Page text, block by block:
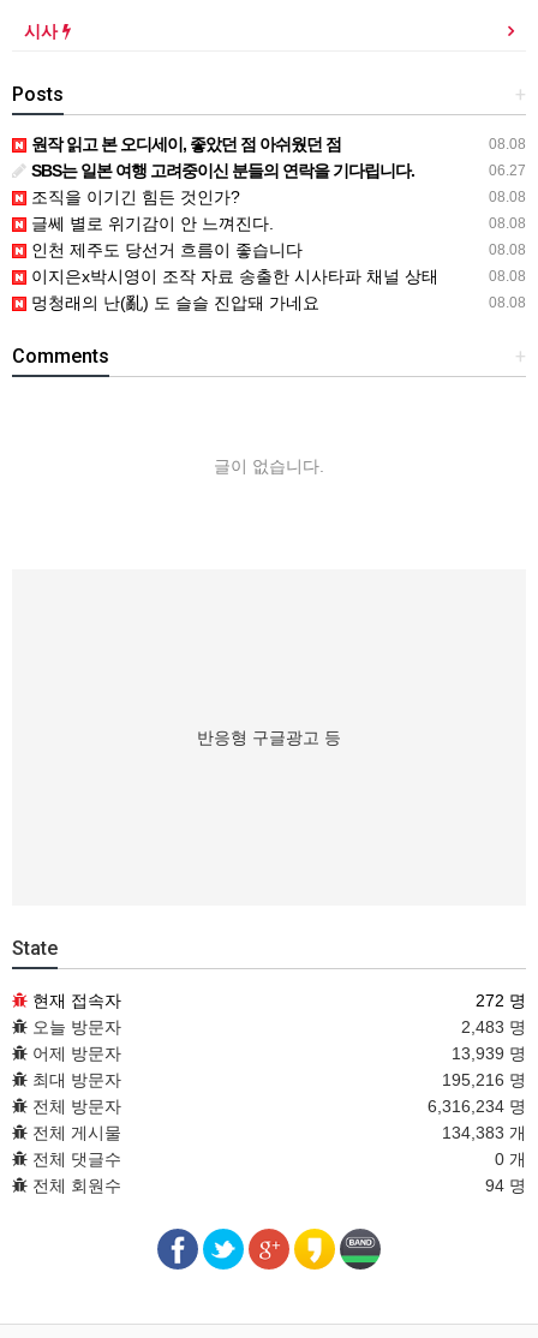
시사
+
Posts
08.08
원작 읽고 본 오디세이, 좋았던 점 아쉬웠던 점
06.27
SBS는 일본 여행 고려중이신 분들의 연락을 기다립니다.
08.08
조직을 이기긴 힘든 것인가?
08.08
글쎄 별로 위기감이 안 느껴진다.
08.08
인천 제주도 당선거 흐름이 좋습니다
08.08
이지은x박시영이 조작 자료 송출한 시사타파 채널 상태
08.08
멍청래의 난(亂) 도 슬슬 진압돼 가네요
+
Comments
글이 없습니다.
반응형 구글광고 등
State
현재 접속자
272 명
오늘 방문자
2,483 명
어제 방문자
13,939 명
최대 방문자
195,216 명
전체 방문자
6,316,234 명
전체 게시물
134,383 개
전체 댓글수
0 개
전체 회원수
94 명